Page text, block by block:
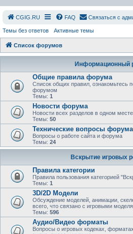
СGIG.RU FAQ Связаться с
Темы без ответов Активные темы
Список форумов
Информационный
Общие правила форума
Список общих правил, ознакомьтесь
форумом
Темы: 1
Новости форума
Новости всех разделов в одном месте
Темы: 50
Технические вопросы форума
Вопросы о работе сайта и форума
Темы: 24
Вскрытие игровых
Правила категории
Правила пользования категорией
Темы: 1
3D/2D Модели
Обсуждение моделей, анимации,
всего, что связано с игровыми
Темы: 596
Аудио/Видео форматы
Вопросы о игровых кодеках,